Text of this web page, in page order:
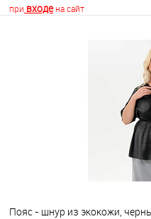
при входена сайт
Пояс - шнур из экокожи,